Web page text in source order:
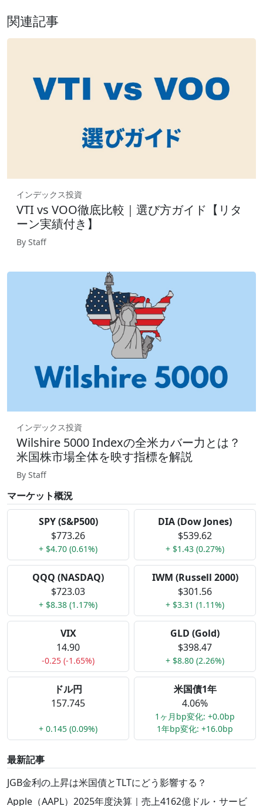
関連記事
インデックス投資
VTI vs VOO徹底比較｜選び方ガイド【リタ
ーン実績付き】
By Staff
インデックス投資
Wilshire 5000 Indexの全米カバー力とは？
米国株市場全体を映す指標を解説
By Staff
マーケット概況
SPY (S&P500)
$773.26
+ $4.70 (0.61%)
DIA (Dow Jones)
$539.62
+ $1.43 (0.27%)
QQQ (NASDAQ)
$723.03
+ $8.38 (1.17%)
IWM (Russell 2000)
$301.56
+ $3.31 (1.11%)
VIX
14.90
-0.25 (-1.65%)
GLD (Gold)
$398.47
+ $8.80 (2.26%)
ドル円
157.745
+ 0.145 (0.09%)
米国債1年
4.06%
1ヶ月bp変化: +0.0bp
1年bp変化: +16.0bp
最新記事
JGB金利の上昇は米国債とTLTにどう影響する？
Apple（AAPL）2025年度決算｜売上4162億ドル・サービ